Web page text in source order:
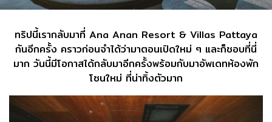
ทริปนี้เรากลับมาที่ Ana Anan Resort & Villas Pattaya
กันอีกครั้ง คราวก่อนจำได้ว่ามาตอนเปิดใหม่ ๆ และก็ชอบที่นี่
มาก วันนี้มีโอกาสได้กลับมาอีกครั้งพร้อมกับมาอัพเดทห้องพัก
โซนใหม่ ที่น่าทิ้งตัวมาก